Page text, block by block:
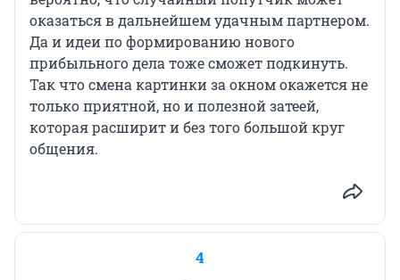
оказаться в дальнейшем удачным партнером.
Да и идеи по формированию нового
прибыльного дела тоже сможет подкинуть.
Так что смена картинки за окном окажется не
только приятной, но и полезной затеей,
которая расширит и без того большой круг
общения.
4